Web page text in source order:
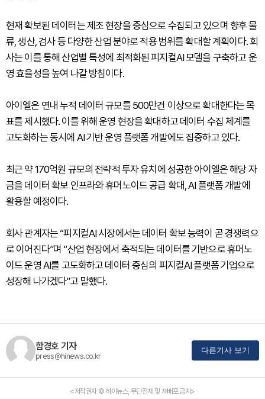
현재 확보된 데이터는 제조 현장을 중심으로 수집되고 있으며 향후 물
류, 생산, 검사 등 다양한 산업 분야로 적용 범위를 확대할 계획이다. 회
사는 이를 통해 산업별 특성에 최적화된 피지컬AI 모델을 구축하고 운
영 효율성을 높여 나갈 방침이다.
아이엘은 연내 누적 데이터 규모를 500만건 이상으로 확대한다는 목
표를 제시했다. 이를 위해 운영 현장을 확대하고 데이터 수집 체계를
고도화하는 동시에 AI 기반 운영 플랫폼 개발에도 집중하고 있다.
최근 약 170억원 규모의 전략적 투자 유치에 성공한 아이엘은 해당 자
금을 데이터 확보 인프라와 휴머노이드 공급 확대, AI 플랫폼 개발에
활용할 예정이다.
회사 관계자는 “피지컬AI 시장에서는 데이터 확보 능력이 곧 경쟁력으
로 이어진다”며 “산업 현장에서 축적되는 데이터를 기반으로 휴머노
이드 운영 AI를 고도화하고 데이터 중심의 피지컬AI 플랫폼 기업으로
성장해 나가겠다”고 말했다.
함경호 기자
press@hinews.co.kr
다른기사 보기
<저작권자 © 하이뉴스, 무단전재 및 재배포 금지>